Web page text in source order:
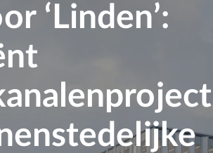
‘Linden’: